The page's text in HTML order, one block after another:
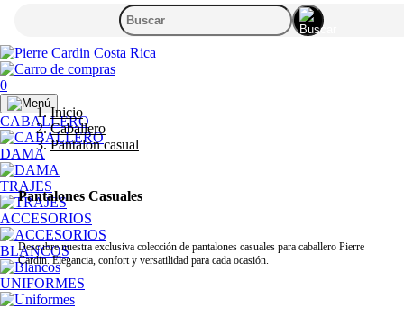
0
CABALLERO
DAMA
TRAJES
ACCESORIOS
BLANCOS
UNIFORMES
Inicio
Caballero
Pantalon casual
Pantalones Casuales
Descubre nuestra exclusiva colección de pantalones casuales para caballero Pierre
Cardin. Elegancia, confort y versatilidad para cada ocasión.